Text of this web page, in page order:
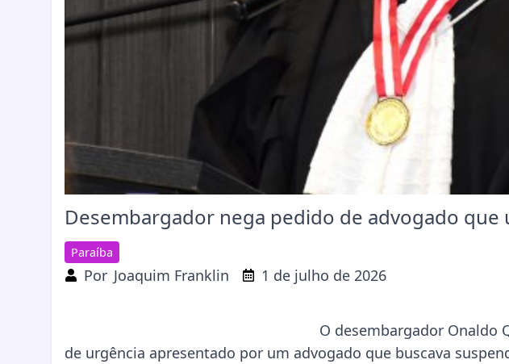
Desembargador nega pedido de advogado que
Paraíba
Por Joaquim Franklin 1 de julho de 2026
O desembargador Onaldo
de urgência apresentado por um advogado que buscava